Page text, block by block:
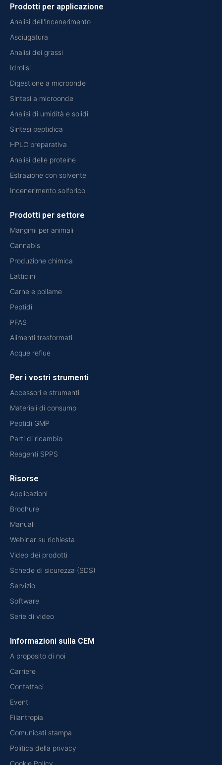
Prodotti per applicazione
Analisi dell'incenerimento
Asciugatura
Analisi dei grassi
Idrolisi
Digestione a microonde
Sintesi a microonde
Analisi di umidità e solidi
Sintesi peptidica
HPLC preparativa
Analisi delle proteine
Estrazione con solvente
Incenerimento solforico
Prodotti per settore
Mangimi per animali
Cannabis
Produzione chimica
Latticini
Carne e pollame
Peptidi
PFAS
Alimenti trasformati
Acque reflue
Per i vostri strumenti
Accessori e strumenti
Materiali di consumo
Peptidi GMP
Parti di ricambio
Reagenti SPPS
Risorse
Applicazioni
Brochure
Manuali
Webinar su richiesta
Video dei prodotti
Schede di sicurezza (SDS)
Servizio
Software
Serie di video
Informazioni sulla CEM
A proposito di noi
Carriere
Contattaci
Eventi
Filantropia
Comunicati stampa
Politica della privacy
Cookie Policy